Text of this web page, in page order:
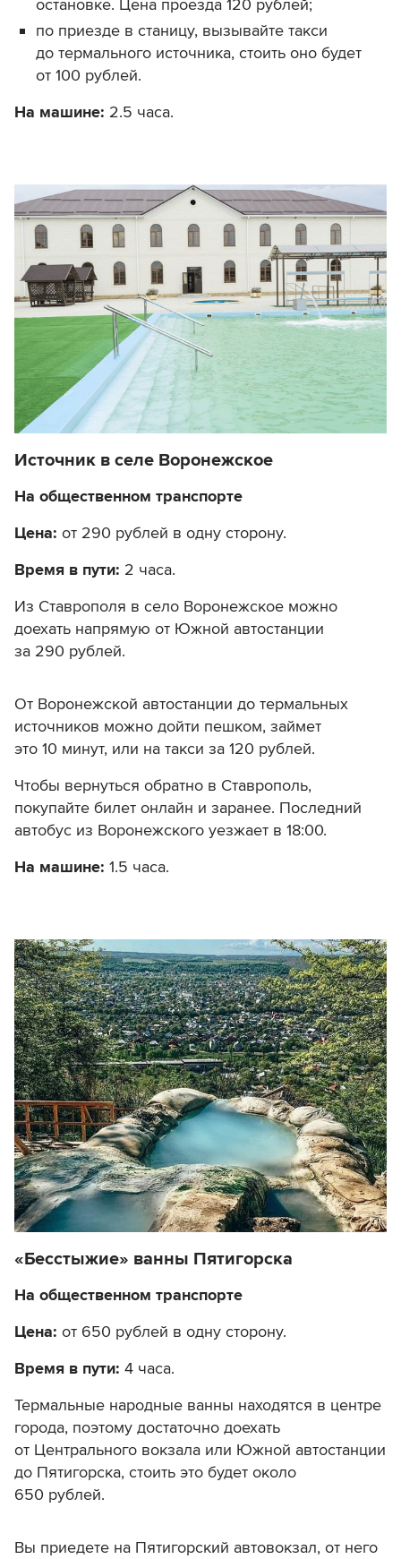
остановке. Цена проезда 120 рублей;
по приезде в станицу, вызывайте такси
до термального источника, стоить оно будет
от 100 рублей.
На машине: 2.5 часа.
Источник в селе Воронежское
На общественном транспорте
Цена: от 290 рублей в одну сторону.
Время в пути: 2 часа.
Из Ставрополя в село Воронежское можно
доехать напрямую от Южной автостанции
за 290 рублей.
От Воронежской автостанции до термальных
источников можно дойти пешком, займет
это 10 минут, или на такси за 120 рублей.
Чтобы вернуться обратно в Ставрополь,
покупайте билет онлайн и заранее. Последний
автобус из Воронежского уезжает в 18:00.
На машине: 1.5 часа.
«Бесстыжие» ванны Пятигорска
На общественном транспорте
Цена: от 650 рублей в одну сторону.
Время в пути: 4 часа.
Термальные народные ванны находятся в центре
города, поэтому достаточно доехать
от Центрального вокзала или Южной автостанции
до Пятигорска, стоить это будет около
650 рублей.
Вы приедете на Пятигорский автовокзал, от него